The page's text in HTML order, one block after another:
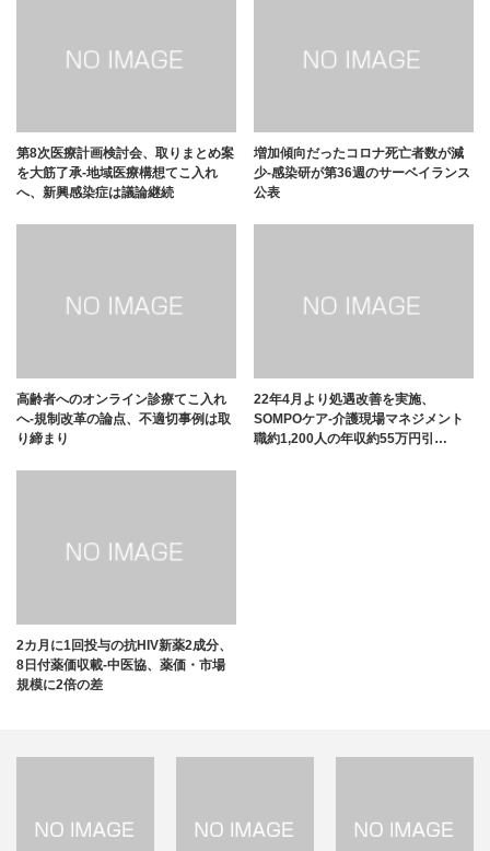
第8次医療計画検討会、取りまとめ案
を大筋了承-地域医療構想てこ入れ
へ、新興感染症は議論継続
増加傾向だったコロナ死亡者数が減
少-感染研が第36週のサーベイランス
公表
高齢者へのオンライン診療てこ入れ
へ-規制改革の論点、不適切事例は取
り締まり
22年4月より処遇改善を実施、
SOMPOケア-介護現場マネジメント
職約1,200人の年収約55万円引…
2カ月に1回投与の抗HIV新薬2成分、
8日付薬価収載-中医協、薬価・市場
規模に2倍の差